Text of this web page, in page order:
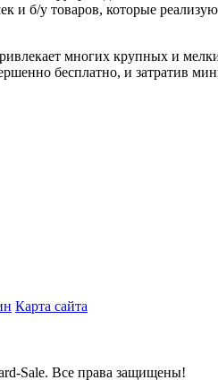
б/у товаров, которые
многих крупных и
бесплатно, и затратив
Карта сайта
Sale. Все права защищены!